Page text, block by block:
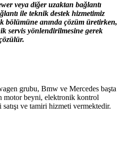
veya diğer uzaktan bağlantı
ile teknik destek hizmetimiz
bölümüne anında çözüm üretirken,
servis yönlendirilmesine gerek
grubu, Bmw ve Mercedes başta
motor beyni, elektronik kontrol
ve tamiri hizmeti vermektedir.